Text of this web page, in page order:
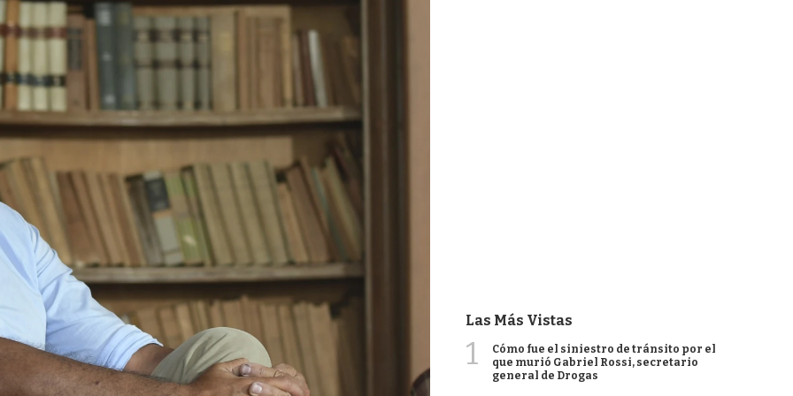
Las Más Vistas
1
Cómo fue el siniestro de tránsito por el
que murió Gabriel Rossi, secretario
general de Drogas